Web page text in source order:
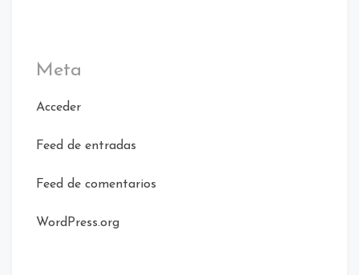
Meta
Acceder
Feed de entradas
Feed de comentarios
WordPress.org